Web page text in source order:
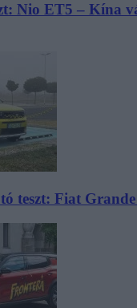
Nio ET5 – Kína
teszt: Fiat